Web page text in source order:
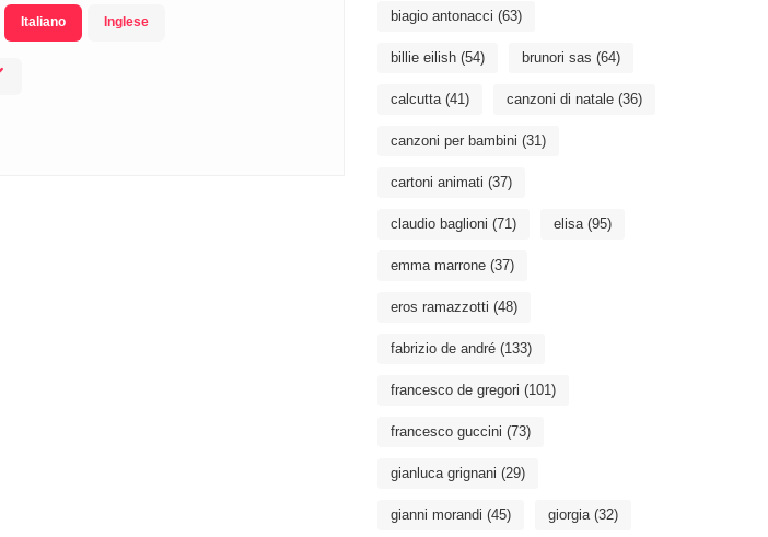
Italiano Inglese biagio antonacci (63)
billie eilish (54) brunori sas (64)
calcutta(41) canzoni di natale (36)
canzoni per bambini (31)
cartoni animati (37)
claudio baglioni (71) elisa(95)
emma marrone (37)
eros ramazzotti (48)
fabrizio de andré (133)
francesco de gregori (101)
francesco guccini (73)
gianluca grignani (29)
gianni morandi (45) giorgia(32)